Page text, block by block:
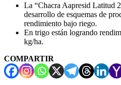
La “Chacra Aapresid Latitud
desarrollo de esquemas de
rendimiento bajo riego.
En trigo están logrando
kg/ha.
COMPARTIR